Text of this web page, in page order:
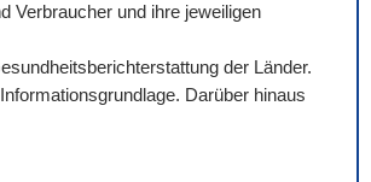
Verbraucher und ihre jeweiligen
der Länder.
Darüber hinaus